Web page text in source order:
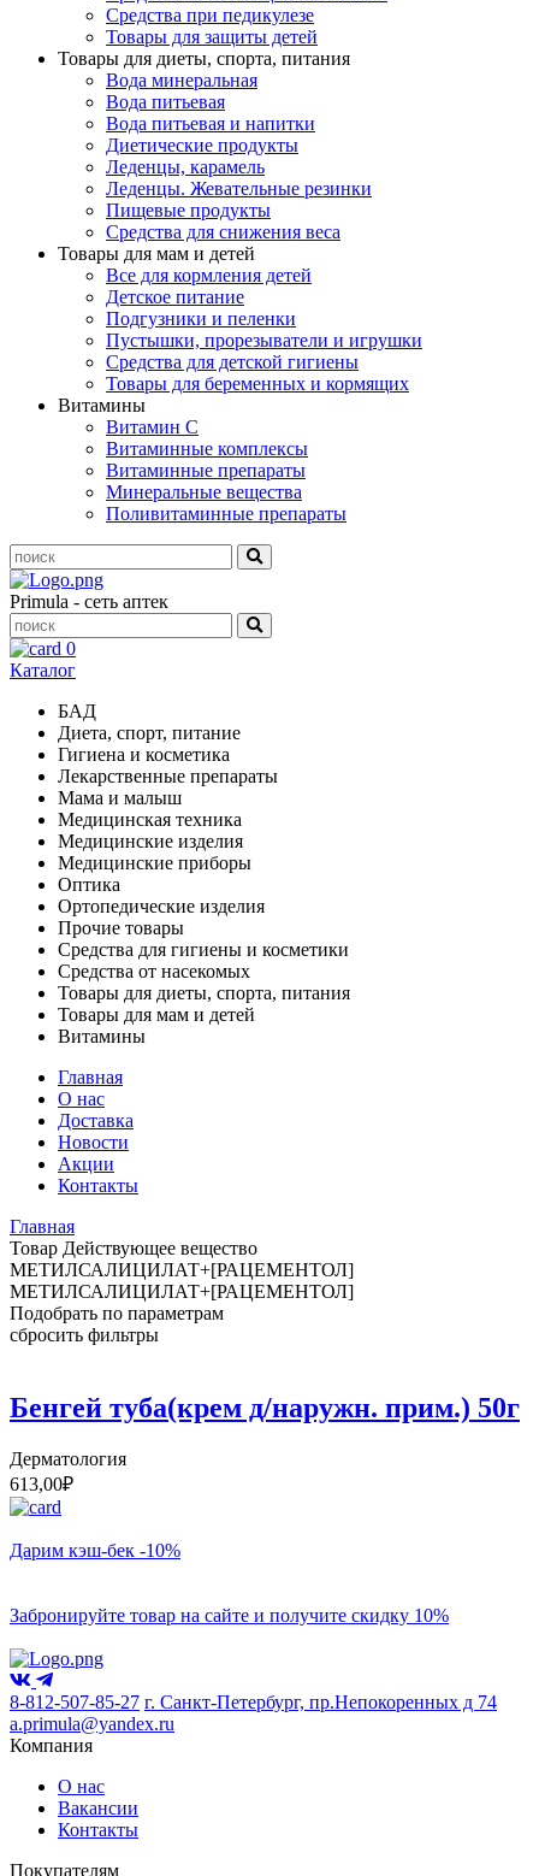
Средства при педикулезе
Товары для защиты детей
Товары для диеты, спорта, питания
Вода минеральная
Вода питьевая
Вода питьевая и напитки
Диетические продукты
Леденцы, карамель
Леденцы. Жевательные резинки
Пищевые продукты
Средства для снижения веса
Товары для мам и детей
Все для кормления детей
Детское питание
Подгузники и пеленки
Пустышки, прорезыватели и игрушки
Средства для детской гигиены
Товары для беременных и кормящих
Витамины
Витамин С
Витаминные комплексы
Витаминные препараты
Минеральные вещества
Поливитаминные препараты
Primula - сеть аптек
0
Каталог
БАД
Диета, спорт, питание
Гигиена и косметика
Лекарственные препараты
Мама и малыш
Медицинская техника
Медицинские изделия
Медицинские приборы
Оптика
Ортопедические изделия
Прочие товары
Средства для гигиены и косметики
Средства от насекомых
Товары для диеты, спорта, питания
Товары для мам и детей
Витамины
Главная
О нас
Доставка
Новости
Акции
Контакты
Главная
Товар Действующее вещество
МЕТИЛСАЛИЦИЛАТ+[РАЦЕМЕНТОЛ]
МЕТИЛСАЛИЦИЛАТ+[РАЦЕМЕНТОЛ]
Подобрать по параметрам
сбросить фильтры
Бенгей туба(крем д/наружн. прим.) 50г
Дерматология
613,00₽
Дарим кэш-бек -10%
Забронируйте товар на сайте и получите скидку 10%
8-812-507-85-27 г. Санкт-Петербург, пр.Непокоренных д 74
a.primula@yandex.ru
Компания
О нас
Вакансии
Контакты
Покупателям